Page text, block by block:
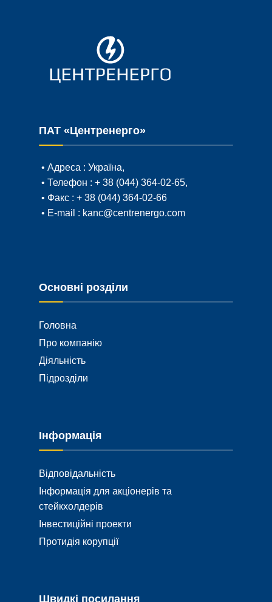
ПАТ «Центренерго»
• Адреса : Україна,
• Телефон : + 38 (044) 364-02-65,
• Факс : + 38 (044) 364-02-66
• E-mail : kanc@centrenergo.com
Основні розділи
Головна
Про компанію
Діяльність
Підрозділи
Інформація
Відповідальність
Інформація для акціонерів та
стейкхолдерів
Інвестиційні проекти
Протидія корупції
Швидкі посилання